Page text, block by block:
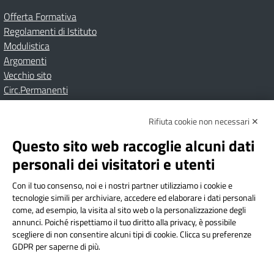
Offerta Formativa
Regolamenti di Istituto
Modulistica
Argomenti
Vecchio sito
Circ.Permanenti
Albo onlinePrivacy Policy
Dichiarazione di accessibilità
Note Legali
Istituto Comprensivo Bricherasio
Via Cesare Bollea n. 3 - 10064 Bricherasio (TO) | P.E.O.:
toic84200d@istruzione.it | P.E.C.:
toic84200d@pec.istruzione.it
Codice Fiscale: 94544620019 | Cod. Meccanografico:
Rifiuta cookie non necessari ✕
Questo sito web raccoglie alcuni dati
personali dei visitatori e utenti
Con il tuo consenso, noi e i nostri partner utilizziamo i cookie e
tecnologie simili per archiviare, accedere ed elaborare i dati personali
come, ad esempio, la visita al sito web o la personalizzazione degli
annunci. Poiché rispettiamo il tuo diritto alla privacy, è possibile
scegliere di non consentire alcuni tipi di cookie. Clicca su preferenze
GDPR per saperne di più.